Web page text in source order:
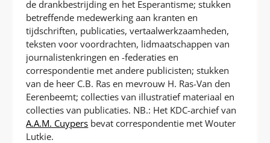
de drankbestrijding en het Esperantisme; stukken
betreffende medewerking aan kranten en
tijdschriften, publicaties, vertaalwerkzaamheden,
teksten voor voordrachten, lidmaatschappen van
journalistenkringen en -federaties en
correspondentie met andere publicisten; stukken
van de heer C.B. Ras en mevrouw H. Ras-Van den
Eerenbeemt; collecties van illustratief materiaal en
collecties van publicaties. NB.: Het KDC-archief van
A.A.M. Cuypers bevat correspondentie met Wouter
Lutkie.